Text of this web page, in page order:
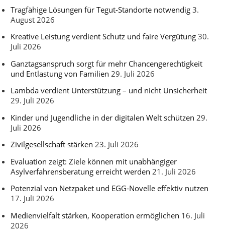
Tragfähige Lösungen für Tegut-Standorte notwendig 3.
August 2026
Kreative Leistung verdient Schutz und faire Vergütung 30.
Juli 2026
Ganztagsanspruch sorgt für mehr Chancengerechtigkeit
und Entlastung von Familien 29. Juli 2026
Lambda verdient Unterstützung – und nicht Unsicherheit
29. Juli 2026
Kinder und Jugendliche in der digitalen Welt schützen 29.
Juli 2026
Zivilgesellschaft stärken 23. Juli 2026
Evaluation zeigt: Ziele können mit unabhängiger
Asylverfahrensberatung erreicht werden 21. Juli 2026
Potenzial von Netzpaket und EGG-Novelle effektiv nutzen
17. Juli 2026
Medienvielfalt stärken, Kooperation ermöglichen 16. Juli
2026